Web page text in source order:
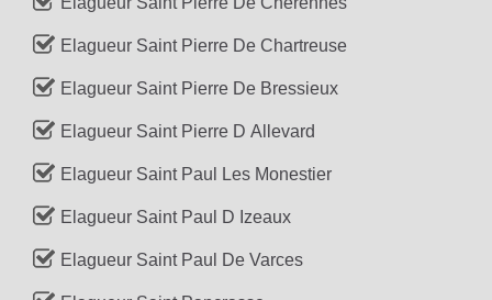
Elagueur Saint Pierre De Chartreuse
Elagueur Saint Pierre De Bressieux
Elagueur Saint Pierre D Allevard
Elagueur Saint Paul Les Monestier
Elagueur Saint Paul D Izeaux
Elagueur Saint Paul De Varces